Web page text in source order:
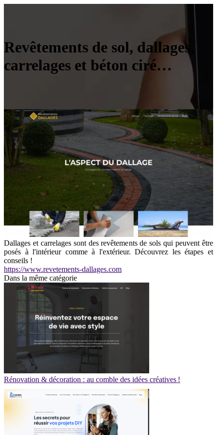
Revêtements de sol, dallages,
carrelages et béton ciré…
Dallages et carrelages sont des revêtements de sols qui peuvent être
posés à l'intérieur comme à l'extérieur. Découvrez les étapes et
conseils !
https://www.revetements-dallages.com
Dans la même catégorie
Rénovation & décoration : au comble des idées créatives !